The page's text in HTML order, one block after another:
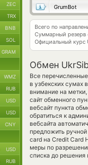
GrumBot
Всего по
Суммарный резерв
Официальный курс
Обмен
Все
в узбекских
внимание на
сайт обменного
вебсайт пункта
обратиться к
вебсайта
предложить
card на Credit Card
меры по
списка до
ZEC
TRX
BNB
SOL
GRAM
WMZ
RUB
USD
USD
CNY
USD
RUB